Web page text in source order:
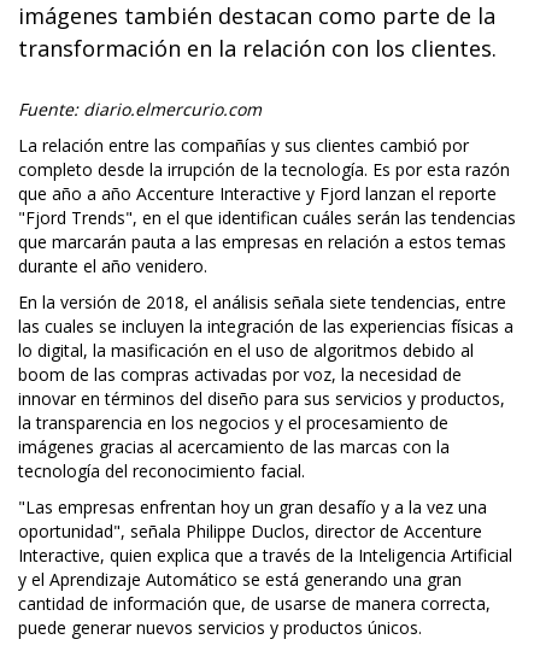
imágenes también destacan como parte de la
transformación en la relación con los clientes.
Fuente: diario.elmercurio.com
La relación entre las compañías y sus clientes cambió por
completo desde la irrupción de la tecnología. Es por esta razón
que año a año Accenture Interactive y Fjord lanzan el reporte
"Fjord Trends", en el que identifican cuáles serán las tendencias
que marcarán pauta a las empresas en relación a estos temas
durante el año venidero.
En la versión de 2018, el análisis señala siete tendencias, entre
las cuales se incluyen la integración de las experiencias físicas a
lo digital, la masificación en el uso de algoritmos debido al
boom de las compras activadas por voz, la necesidad de
innovar en términos del diseño para sus servicios y productos,
la transparencia en los negocios y el procesamiento de
imágenes gracias al acercamiento de las marcas con la
tecnología del reconocimiento facial.
"Las empresas enfrentan hoy un gran desafío y a la vez una
oportunidad", señala Philippe Duclos, director de Accenture
Interactive, quien explica que a través de la Inteligencia Artificial
y el Aprendizaje Automático se está generando una gran
cantidad de información que, de usarse de manera correcta,
puede generar nuevos servicios y productos únicos.